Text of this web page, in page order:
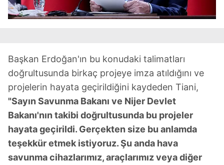
Başkan Erdoğan'ın bu konudaki talimatları
doğrultusunda birkaç projeye imza atıldığını ve
projelerin hayata geçirildiğini kaydeden Tiani,
"Sayın Savunma Bakanı ve Nijer Devlet
Bakanı'nın takibi doğrultusunda bu projeler
hayata geçirildi. Gerçekten size bu anlamda
teşekkür etmek istiyoruz. Şu anda hava
savunma cihazlarımız, araçlarımız veya diğer